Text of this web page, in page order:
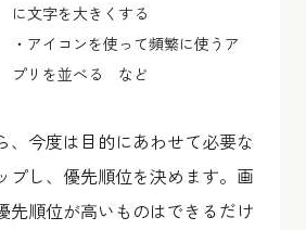
に文字を大きくする
・アイコンを使って頻繁に使うア
プリを並べる など
、今度は目的にあわせて必要な
プし、優先順位を決めます。画
先順位が高いものはできるだけ